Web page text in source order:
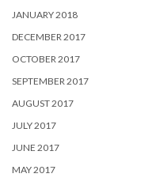
JANUARY 2018
DECEMBER 2017
OCTOBER 2017
SEPTEMBER 2017
AUGUST 2017
JULY 2017
JUNE 2017
MAY 2017